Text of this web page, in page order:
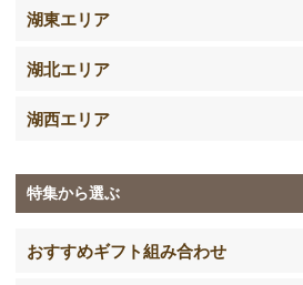
湖東エリア
湖北エリア
湖西エリア
特集から選ぶ
おすすめギフト組み合わせ